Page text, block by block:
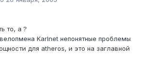
то, а ?
Karlnet непонятные проблемы
для atheros, и это на заглавной